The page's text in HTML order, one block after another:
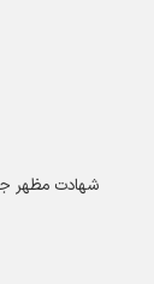
شهادت مظهر